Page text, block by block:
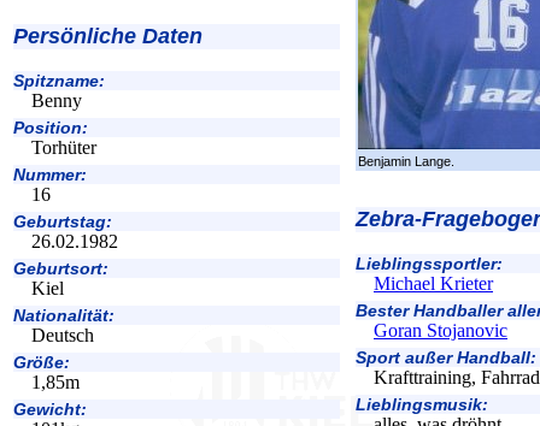
Persönliche Daten
Spitzname:
Benny
Position:
Torhüter
Nummer:
16
Geburtstag:
26.02.1982
Geburtsort:
Kiel
Nationalität:
Deutsch
Größe:
1,85m
Gewicht:
Benjamin Lange.
Zebra-
Lieblingssportler:
Michael Krieter
Bester Handballer
Goran Stojanovic
Sport außer Handball:
Krafttraining,
Lieblingsmusik: